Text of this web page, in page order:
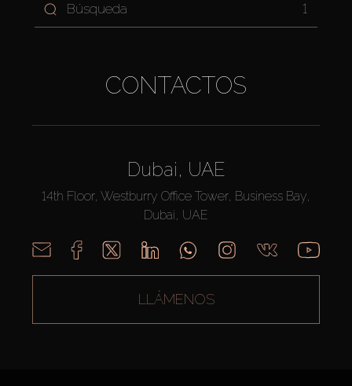
1
CONTACTOS
Dubai, UAE
14th Floor, Westburry Office Tower, Business Bay,
Dubai, UAE
LLÁMENOS